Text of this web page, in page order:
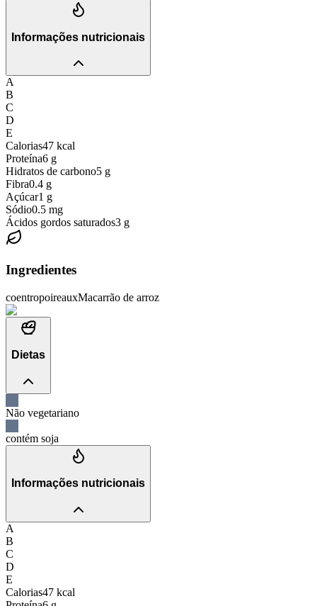
Informações nutricionais
A
B
C
D
E
Calorias47 kcal
Proteína6 g
Hidratos de carbono5 g
Fibra0.4 g
Açúcar1 g
Sódio0.5 mg
Ácidos gordos saturados3 g
Ingredientes
coentropoireauxMacarrão de arroz
Dietas
Não vegetariano
contém soja
Informações nutricionais
A
B
C
D
E
Calorias47 kcal